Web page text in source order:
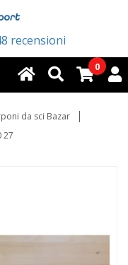
recensioni
0
da sci Bazar
27